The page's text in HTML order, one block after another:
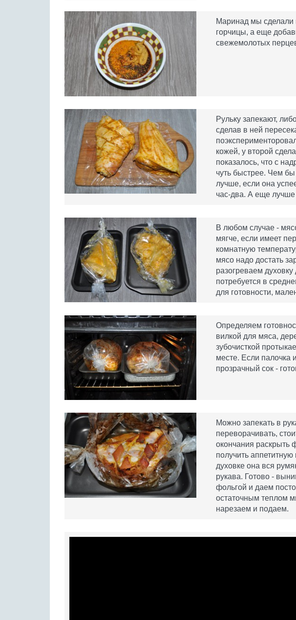
Маринад мы сделали
горчицы, а еще
свежемолотых
Рульку запекают,
сделав в ней
кожей, у второй
показалось, что с
чуть быстрее. Чем
лучше, если она
час-два. А еще лучше
В любом случае -
мягче, если имеет
комнатную
мясо надо достать
разогреваем
потребуется в
для готовности,
Определяем
вилкой для мяса,
зубочисткой
месте. Если палочка
прозрачный сок -
Можно запекать в
переворачивать,
окончания раскрыть
получить
духовке она вся
рукава. Готово -
фольгой и даем
остаточным теплом
нарезаем и подаем.